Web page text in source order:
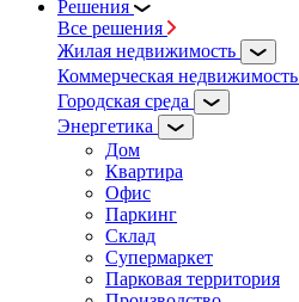
Решения
Все решения
Жилая недвижимость
Коммерческая недвижимость
Городская среда
Энергетика
Дом
Квартира
Офис
Паркинг
Склад
Супермаркет
Парковая территория